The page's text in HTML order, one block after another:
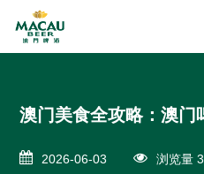
澳门美食全攻略：澳门
2026-06-03 浏览量